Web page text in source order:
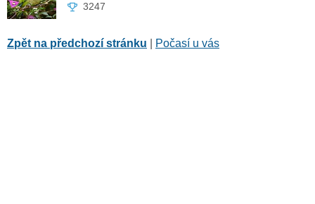
3247
Zpět na předchozí stránku Počasí u vás